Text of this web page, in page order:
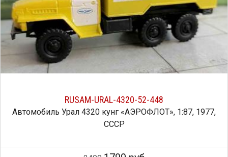
RUSAM-URAL-4320-52-448
Автомобиль Урал 4320 кунг «АЭРОФЛОТ», 1:87, 1977,
СССР